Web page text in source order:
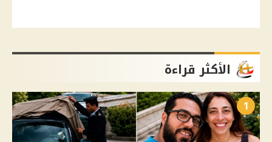
الأكثر قراءة
1